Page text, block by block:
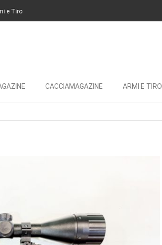
e Tiro
CACCIAMAGAZINE ARMI E TIRO